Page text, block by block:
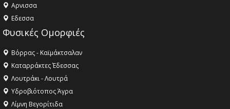
Aρνισσα
Eδεσσα
Φυσικές Ομορφιές
Βόρρας - Καϊμάκτσαλαν
Καταρράκτες Έδεσσας
Λουτράκι - Λουτρά
Υδροβιότοπος Άγρα
Λίμνη Βεγορίτιδα